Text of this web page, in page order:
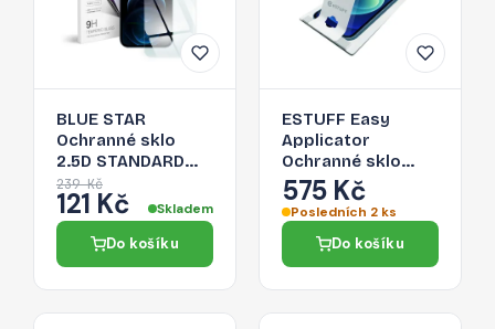
BLUE STAR
Ochranné sklo
2.5D STANDARD
0.3mm pro iPhone
12 Pro Max, čiré
239 Kč
121 Kč Skladem
Do košíku
ESTUFF Easy
Applicator
Ochranné sklo
2.5D STANDARD
0.33mm pro
iPhone 12 Pro Max,
montážní rámeček
575 Kč
Posledních 2 ks
Do košíku